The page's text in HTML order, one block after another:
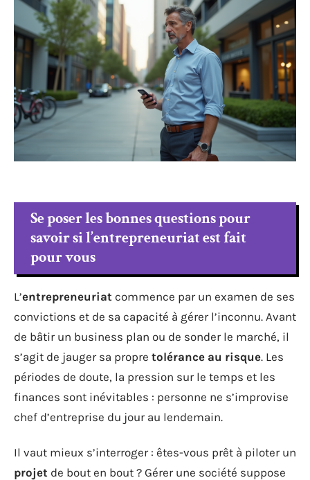
Se poser les bonnes questions pour
savoir si l’entrepreneuriat est fait
pour vous
L’entrepreneuriat commence par un examen de ses
convictions et de sa capacité à gérer l’inconnu. Avant
de bâtir un business plan ou de sonder le marché, il
s’agit de jauger sa propre tolérance au risque. Les
périodes de doute, la pression sur le temps et les
finances sont inévitables : personne ne s’improvise
chef d’entreprise du jour au lendemain.
Il vaut mieux s’interroger : êtes-vous prêt à piloter un
projet de bout en bout ? Gérer une société suppose